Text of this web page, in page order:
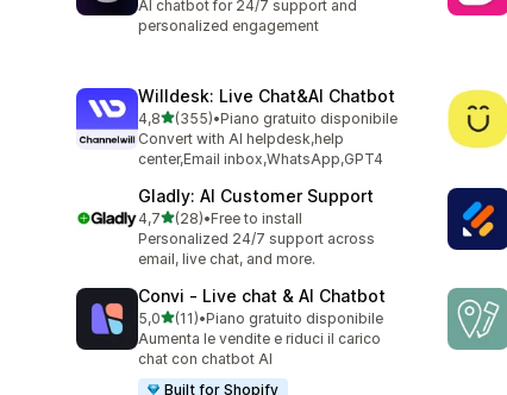
AI chatbot for 24/7 support and
personalized engagement
Willdesk: Live Chat&AI Chatbot
4,8stelle su 5
(355)
355 recensioni totali
•Piano gratuito disponibile
Convert with AI helpdesk,help
center,Email inbox,WhatsApp,GPT4
Gladly: AI Customer Support
4,7stelle su 5
(28)
28 recensioni totali
•Free to install
Personalized 24/7 support across
email, live chat, and more.
Convi ‑ Live chat & AI Chatbot
5,0stelle su 5
(11)
11 recensioni totali
•Piano gratuito disponibile
Aumenta le vendite e riduci il carico
chat con chatbot AI
Built for Shopify